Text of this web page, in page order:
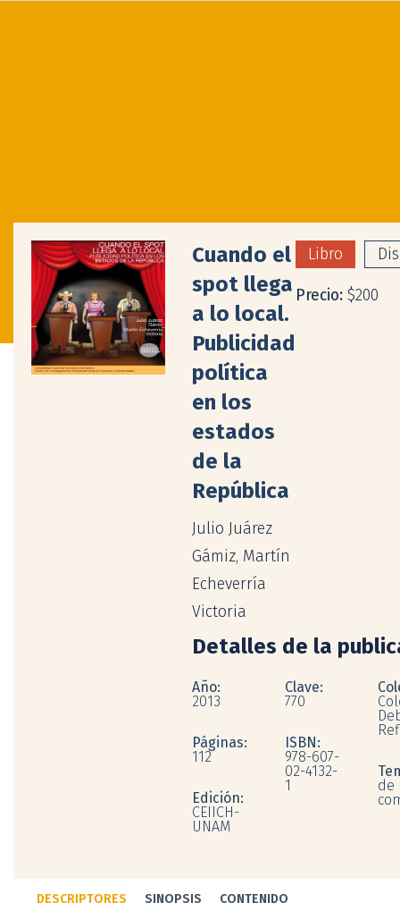
Cuando el
spot llega
a lo local.
Publicidad
política
en los
estados
de la
República
Julio Juárez
Gámiz, Martín
Echeverría
Victoria
Libro
Precio: $200
Detalles de la
Año:
2013
Páginas:
112
Edición:
CEIICH-
UNAM
Clave:
770
ISBN:
978-607-
02-4132-
1
de
DESCRIPTORES SINOPSIS CONTENIDO